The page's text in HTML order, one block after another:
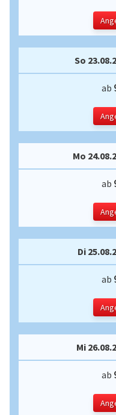
So
ab
Mo
ab
Di
ab
Mi
ab